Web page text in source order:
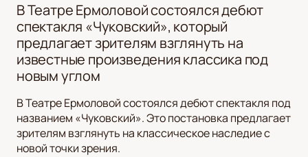
В Театре Ермоловой состоялся дебют
спектакля «Чуковский», который
предлагает зрителям взглянуть на
известные произведения классика под
новым углом
В Театре Ермоловой состоялся дебют спектакля под
названием «Чуковский». Это постановка предлагает
зрителям взглянуть на классическое наследие с
новой точки зрения.